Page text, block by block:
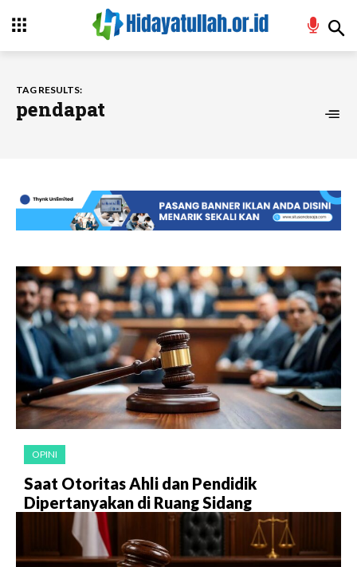
TAG RESULTS:
pendapat
OPINI
Saat Otoritas Ahli dan Pendidik
Dipertanyakan di Ruang Sidang